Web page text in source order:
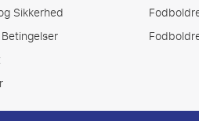
Sikkerhed